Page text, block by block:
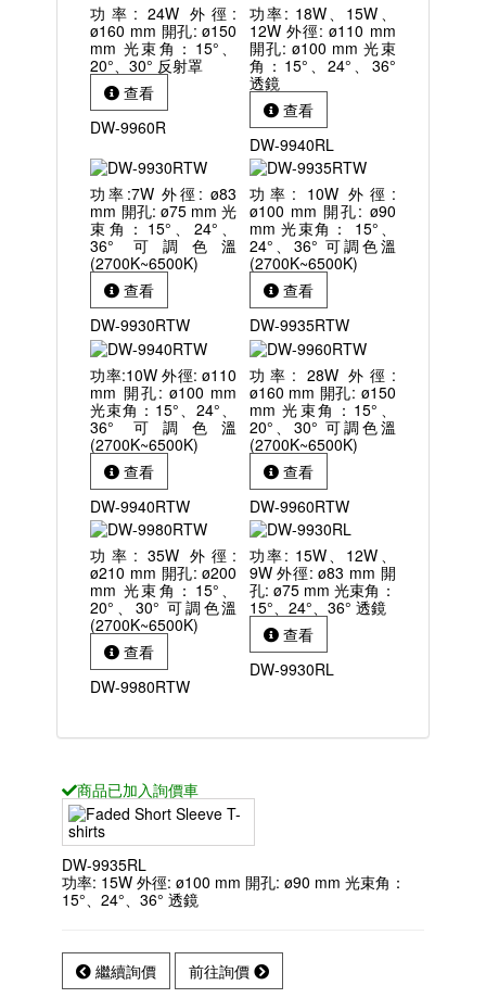
功率: 24W 外徑:
ø160 mm 開孔: ø150
mm 光束角：15°、
20°、30° 反射罩
查看
DW-9960R
功率: 18W、15W、
12W 外徑: ø110 mm
開孔: ø100 mm 光束
角：15°、24°、36°
透鏡
查看
DW-9940RL
功率:7W 外徑: ø83
mm 開孔: ø75 mm 光
束角：15°、24°、
36° 可調色溫
(2700K~6500K)
查看
DW-9930RTW
功率: 10W 外徑:
ø100 mm 開孔: ø90
mm 光束角： 15°、
24°、36° 可調色溫
(2700K~6500K)
查看
DW-9935RTW
功率:10W 外徑: ø110
mm 開孔: ø100 mm
光束角：15°、24°、
36° 可調色溫
(2700K~6500K)
查看
DW-9940RTW
功率: 28W 外徑:
ø160 mm 開孔: ø150
mm 光束角：15°、
20°、30° 可調色溫
(2700K~6500K)
查看
DW-9960RTW
功率: 35W 外徑:
ø210 mm 開孔: ø200
mm 光束角：15°、
20°、30° 可調色溫
(2700K~6500K)
查看
DW-9980RTW
功率: 15W、12W、
9W 外徑: ø83 mm 開
孔: ø75 mm 光束角：
15°、24°、36° 透鏡
查看
DW-9930RL
商品已加入詢價車
DW-9935RL
功率: 15W 外徑: ø100 mm 開孔: ø90 mm 光束角：
15°、24°、36° 透鏡
繼續詢價 前往詢價